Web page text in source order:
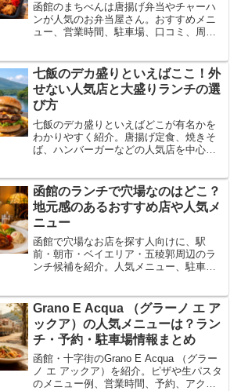
函館のまちべんは唐揚げ弁当やチャーハ
ンが人気のお弁当屋さん。おすすめメニ
ュー、営業時間、駐車場、口コミ、周辺
七飯のデカ盛りといえばここ！外
せない人気店と大盛りランチの選
び方
七飯のデカ盛りといえばどこが有名かを
わかりやすく紹介。唐揚げ定食、焼きそ
ば、ハンバーガーなどの人気店を中心
函館のランチで穴場なのはどこ？
地元感のあるおすすめ店や人気メ
ニュー
函館で穴場なお店を探す人向けに、駅
前・朝市・ベイエリア・五稜郭周辺のラ
ンチ候補を紹介。人気メニュー、駐車
Grano E Acqua （グラーノ エ ア
ックア）の人気メニューは？ラン
チ・予約・駐車場情報まとめ
函館・十字街のGrano E Acqua （グラー
ノ エ アックア）を紹介。ピザや生パスタ
のメニュー例、営業時間、予約、アクセ